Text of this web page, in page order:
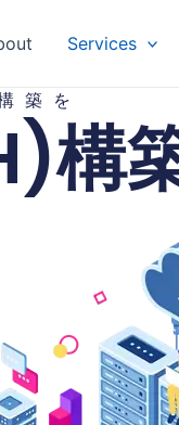
Services
築を
構